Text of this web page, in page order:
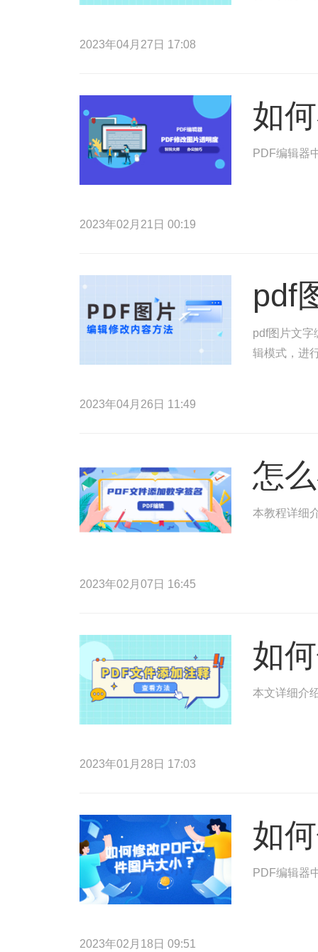
2023年04月27日 17:08
如
PDF编辑器
2023年02月21日 00:19
pdf
pdf图片文字
辑模式，进
2023年04月26日 11:49
怎
本教程详细
2023年02月07日 16:45
如
本文详细介
2023年01月28日 17:03
如
PDF编辑器
2023年02月18日 09:51